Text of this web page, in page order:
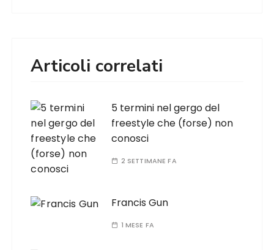
Articoli correlati
5 termini nel gergo del
freestyle che (forse) non
conosci
2 SETTIMANE FA
Francis Gun
1 MESE FA